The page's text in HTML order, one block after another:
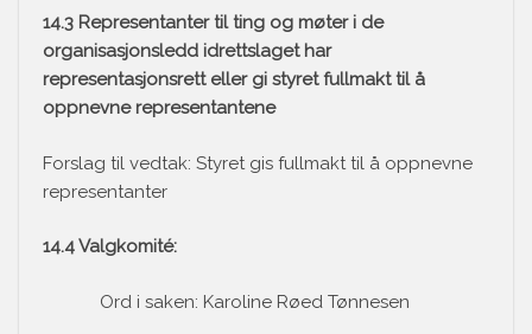
14.3 Representanter til ting og møter i de
organisasjonsledd idrettslaget har
representasjonsrett eller gi styret fullmakt til å
oppnevne representantene
Forslag til vedtak: Styret gis fullmakt til å oppnevne
representanter
14.4 Valgkomité:
Ord i saken: Karoline Røed Tønnesen